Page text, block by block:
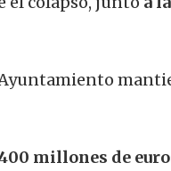
Ayuntamiento
millones de